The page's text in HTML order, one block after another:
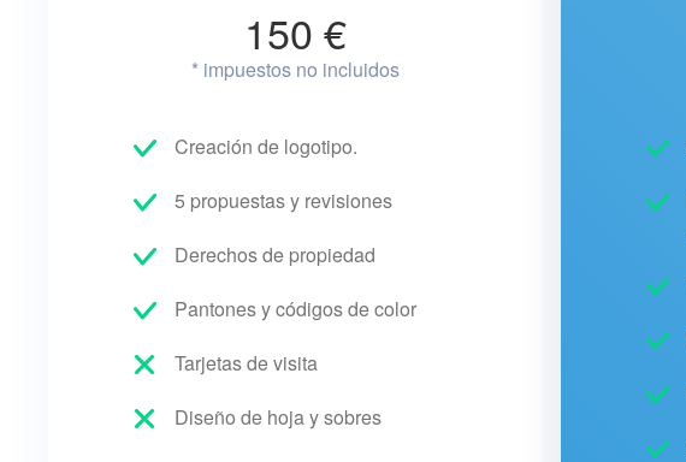
150 €
* impuestos no incluidos
Creación de logotipo.
5 propuestas y revisiones
Derechos de propiedad
Pantones y códigos de color
Tarjetas de visita
Diseño de hoja y sobres